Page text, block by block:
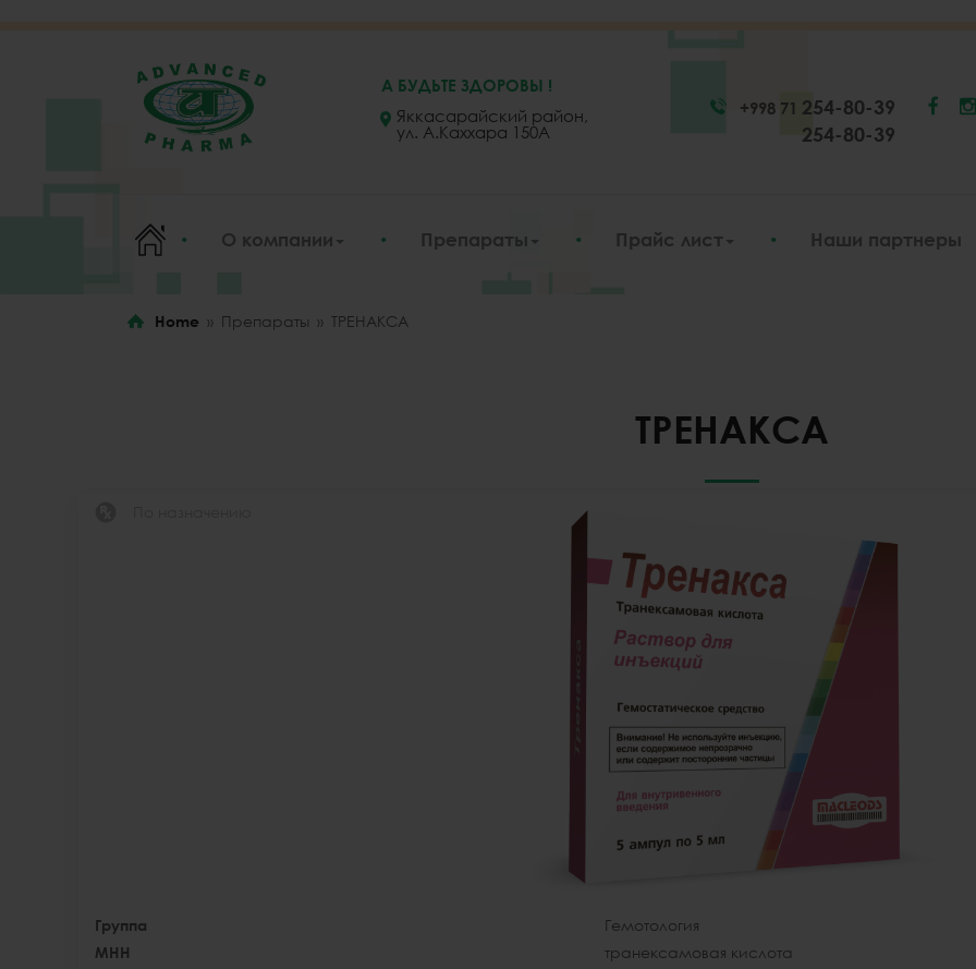
А БУДЬТЕ ЗДОРОВЫ !
Яккасарайский район,
ул. А.Каххара 150A
+998 71 254-80-39
254-80-39
О компании Препараты Прайс лист Наши партнеры
Home » Препараты » ТРЕНАКСА
ТРЕНАКСА
Группа
Гемотология
МНН
транексамовая кислота